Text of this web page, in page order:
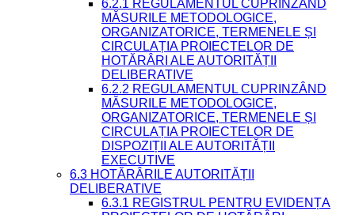
6.2.1 REGULAMENTUL CUPRINZÂND
MĂSURILE METODOLOGICE,
ORGANIZATORICE, TERMENELE ȘI
CIRCULAȚIA PROIECTELOR DE
HOTĂRÂRI ALE AUTORITĂȚII
DELIBERATIVE
6.2.2 REGULAMENTUL CUPRINZÂND
MĂSURILE METODOLOGICE,
ORGANIZATORICE, TERMENELE ȘI
CIRCULAȚIA PROIECTELOR DE
DISPOZIȚII ALE AUTORITĂȚII
EXECUTIVE
6.3 HOTĂRÂRILE AUTORITĂȚII
DELIBERATIVE
6.3.1 REGISTRUL PENTRU EVIDENȚA